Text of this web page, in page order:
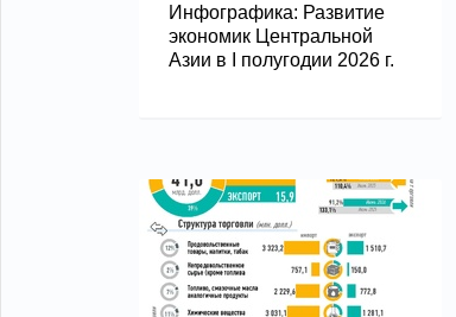
Инфографика: Развитие
экономик Центральной
Азии в I полугодии 2026 г.